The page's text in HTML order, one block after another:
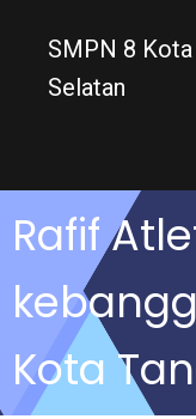
SMPN 8 Kota
Selatan
Rafif
Kota